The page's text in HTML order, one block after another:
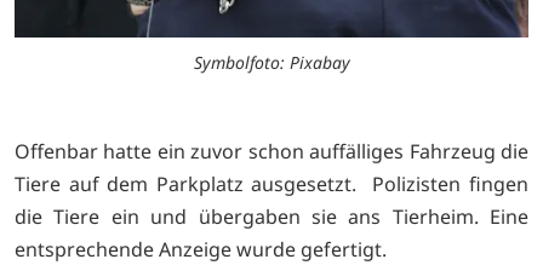
Symbolfoto: Pixabay
Offenbar hatte ein zuvor schon auffälliges Fahrzeug die
Tiere auf dem Parkplatz ausgesetzt. Polizisten fingen
die Tiere ein und übergaben sie ans Tierheim. Eine
entsprechende Anzeige wurde gefertigt.